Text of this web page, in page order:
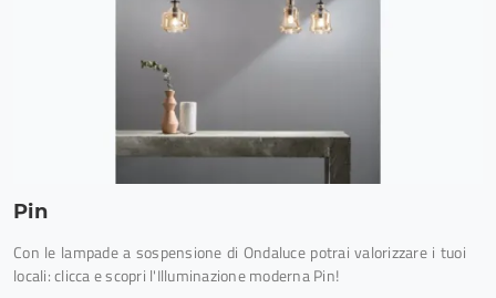
Pin
Con le lampade a sospensione di Ondaluce potrai valorizzare i tuoi
locali: clicca e scopri l'Illuminazione moderna Pin!